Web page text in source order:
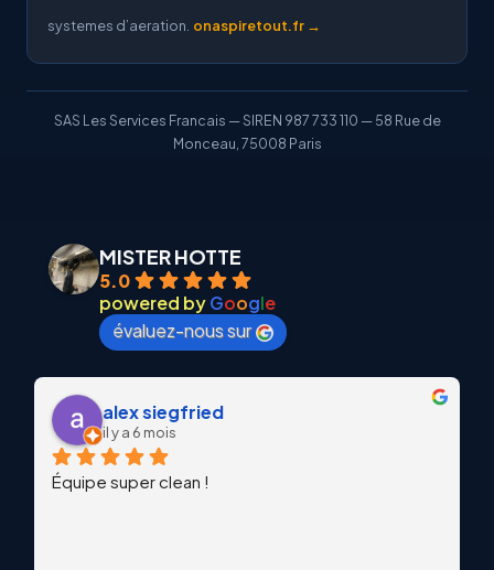
systemes d’aeration. onaspiretout.fr →
SAS Les Services Francais — SIREN 987 733 110 — 58 Rue de
Monceau, 75008 Paris
MISTER HOTTE
5.0
powered byGoogle
évaluez-nous sur
alex siegfried
il y a 6 mois
Équipe super clean !